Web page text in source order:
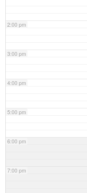
2:00 pm
3:00 pm
4:00 pm
5:00 pm
6:00 pm
7:00 pm